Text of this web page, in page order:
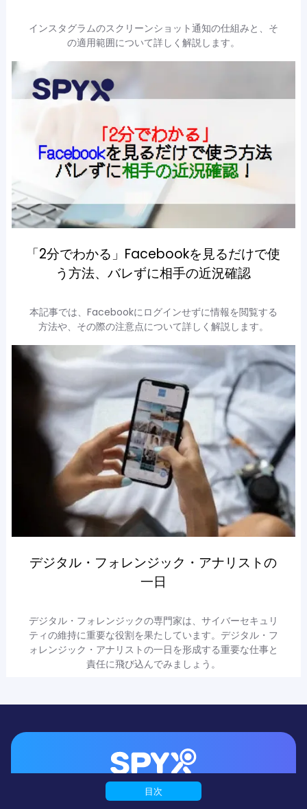
目次
インスタグラムのスクリーンショット通知の仕組みと、そ
の適用範囲について詳しく解説します。
「2分でわかる」Facebookを見るだけで使
う方法、バレずに相手の近況確認
本記事では、Facebookにログインせずに情報を閲覧する
方法や、その際の注意点について詳しく解説します。
デジタル・フォレンジック・アナリストの
一日
デジタル・フォレンジックの専門家は、サイバーセキュリ
ティの維持に重要な役割を果たしています。デジタル・フ
ォレンジック・アナリストの一日を形成する重要な仕事と
責任に飛び込んでみましょう。